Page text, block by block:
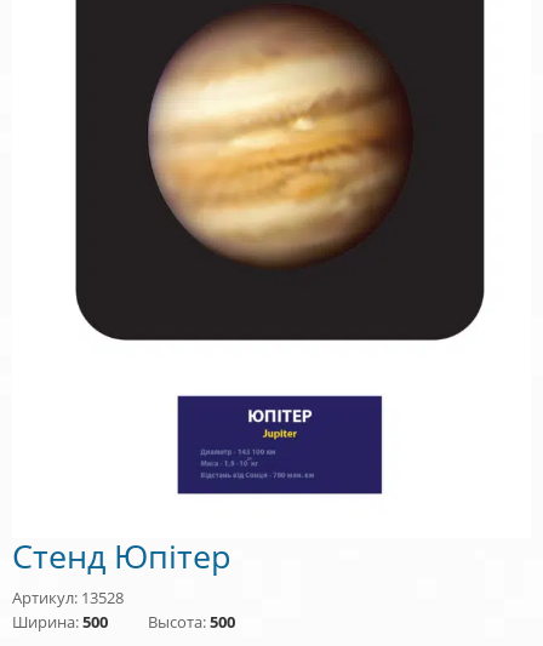
Стенд Юпітер
Артикул: 13528
Ширина:500 Высота:500